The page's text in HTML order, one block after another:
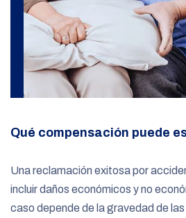
Qué compensación puede
Una reclamación exitosa por
incluir daños económicos y no
caso depende de la gravedad de